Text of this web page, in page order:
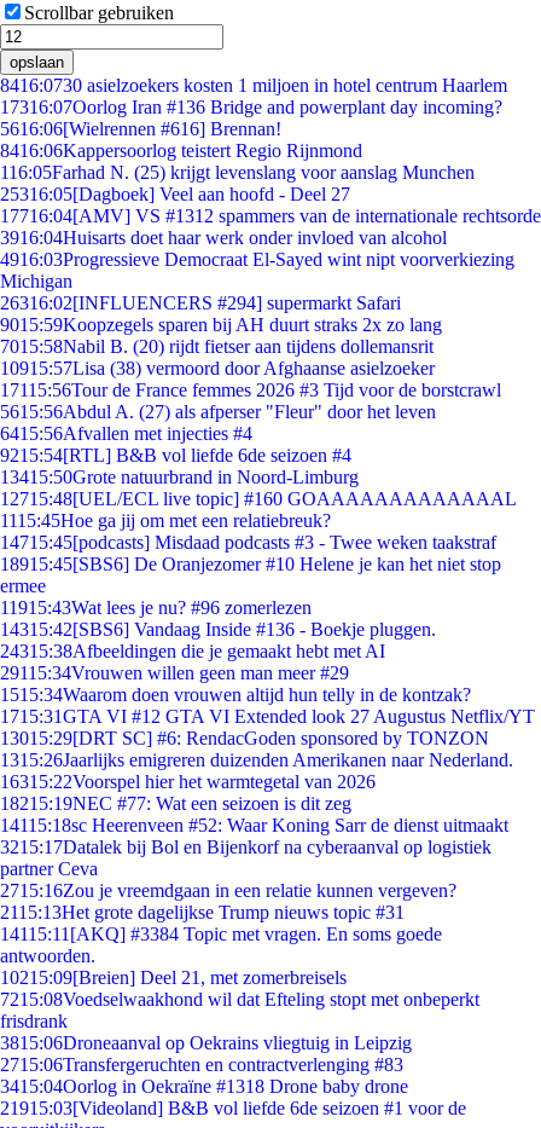
Scrollbar gebruiken
opslaan
8416:0730 asielzoekers kosten 1 miljoen in hotel centrum Haarlem
17316:07Oorlog Iran #136 Bridge and powerplant day incoming?
5616:06[Wielrennen #616] Brennan!
8416:06Kappersoorlog teistert Regio Rijnmond
116:05Farhad N. (25) krijgt levenslang voor aanslag Munchen
25316:05[Dagboek] Veel aan hoofd - Deel 27
17716:04[AMV] VS #1312 spammers van de internationale rechtsorde
3916:04Huisarts doet haar werk onder invloed van alcohol
4916:03Progressieve Democraat El-Sayed wint nipt voorverkiezing
Michigan
26316:02[INFLUENCERS #294] supermarkt Safari
9015:59Koopzegels sparen bij AH duurt straks 2x zo lang
7015:58Nabil B. (20) rijdt fietser aan tijdens dollemansrit
10915:57Lisa (38) vermoord door Afghaanse asielzoeker
17115:56Tour de France femmes 2026 #3 Tijd voor de borstcrawl
5615:56Abdul A. (27) als afperser "Fleur" door het leven
6415:56Afvallen met injecties #4
9215:54[RTL] B&B vol liefde 6de seizoen #4
13415:50Grote natuurbrand in Noord-Limburg
12715:48[UEL/ECL live topic] #160 GOAAAAAAAAAAAAAL
1115:45Hoe ga jij om met een relatiebreuk?
14715:45[podcasts] Misdaad podcasts #3 - Twee weken taakstraf
18915:45[SBS6] De Oranjezomer #10 Helene je kan het niet stop
ermee
11915:43Wat lees je nu? #96 zomerlezen
14315:42[SBS6] Vandaag Inside #136 - Boekje pluggen.
24315:38Afbeeldingen die je gemaakt hebt met AI
29115:34Vrouwen willen geen man meer #29
1515:34Waarom doen vrouwen altijd hun telly in de kontzak?
1715:31GTA VI #12 GTA VI Extended look 27 Augustus Netflix/YT
13015:29[DRT SC] #6: RendacGoden sponsored by TONZON
1315:26Jaarlijks emigreren duizenden Amerikanen naar Nederland.
16315:22Voorspel hier het warmtegetal van 2026
18215:19NEC #77: Wat een seizoen is dit zeg
14115:18sc Heerenveen #52: Waar Koning Sarr de dienst uitmaakt
3215:17Datalek bij Bol en Bijenkorf na cyberaanval op logistiek
partner Ceva
2715:16Zou je vreemdgaan in een relatie kunnen vergeven?
2115:13Het grote dagelijkse Trump nieuws topic #31
14115:11 [AKQ] #3384 Topic met vragen. En soms goede
antwoorden.
10215:09[Breien] Deel 21, met zomerbreisels
7215:08Voedselwaakhond wil dat Efteling stopt met onbeperkt
frisdrank
3815:06Droneaanval op Oekrains vliegtuig in Leipzig
2715:06Transfergeruchten en contractverlenging #83
3415:04Oorlog in Oekraïne #1318 Drone baby drone
21915:03[Videoland] B&B vol liefde 6de seizoen #1 voor de